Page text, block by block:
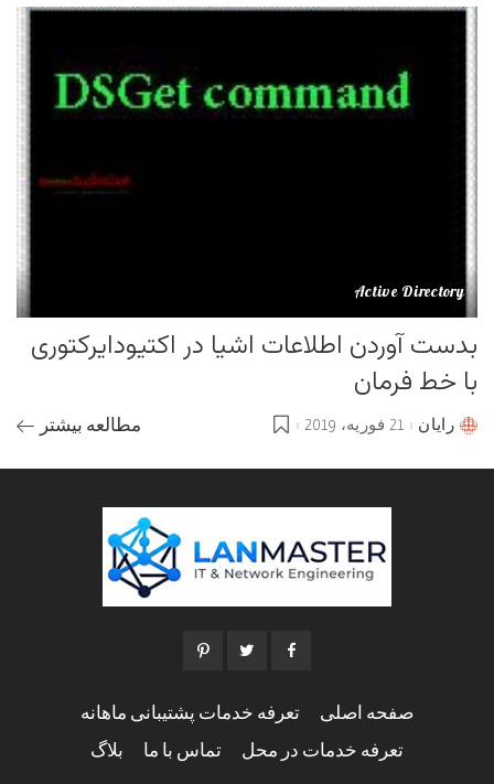
Active Directory
بدست آوردن اطلاعات اشیا در اکتیودایرکتوری
با خط فرمان
Postedرایان 21 فوریه، 2019 مطالعه بیشتر
صفحه اصلی تعرفه خدمات پشتیبانی ماهانه
تعرفه خدمات در محل تماس با ما بلاگ